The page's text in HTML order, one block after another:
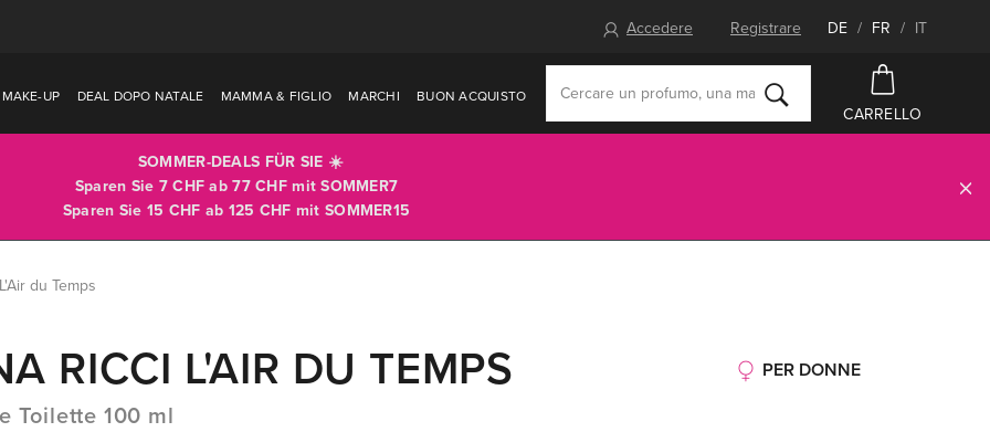
Accedere Registrare DE / FR / IT
MAKE-UP DEAL DOPO NATALE MAMMA & FIGLIO MARCHI BUON ACQUISTO
CARRELLO
SOMMER-DEALS FÜR SIE ☀️
Sparen Sie 7 CHF ab 77 CHF mitSOMMER7
Sparen Sie 15 CHF ab 125 CHF mit SOMMER15
du Temps
PER DONNE
RICCI L'AIR DU TEMPS
Toilette 100 ml